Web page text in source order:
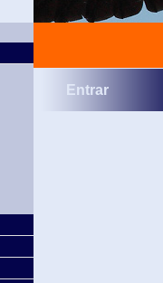
Entrar